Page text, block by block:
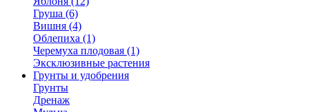
Груша (6)
Вишня (4)
Облепиха (1)
Черемуха плодовая (1)
Эксклюзивные растения
Грунты и удобрения
Грунты
Дренаж